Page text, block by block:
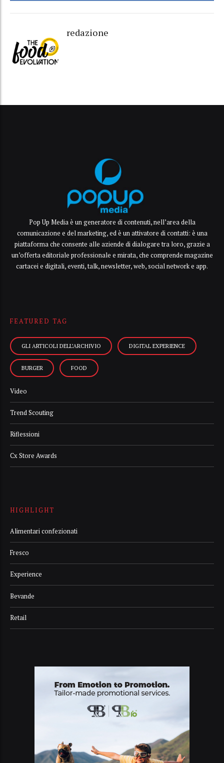
redazione
Pop Up Media è un generatore di contenuti, nell’area della
comunicazione e del marketing, ed è un attivatore di contatti: è una
piattaforma che consente alle aziende di dialogare tra loro, grazie a
un’offerta editoriale professionale e mirata, che comprende magazine
cartacei e digitali, eventi, talk, newsletter, web, social network e app.
FEATURED TAG
GLI ARTICOLI DELL’ARCHIVIO DIGITAL EXPERIENCE
BURGER FOOD
Video
Trend Scouting
Riflessioni
Cx Store Awards
HIGHLIGHT
Alimentari confezionati
Fresco
Experience
Bevande
Retail